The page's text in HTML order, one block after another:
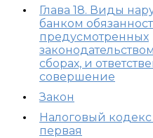
Глава 18. Виды
банком
предусмотренных
сборах, и
совершение
Закон
Налоговый кодекс
первая